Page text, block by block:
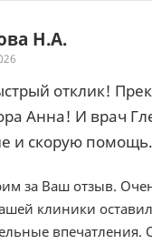
Н.А.
отклик!
Анна! И врач
и скорую помощь.
за Ваш отзыв.
клиники
впечатления.